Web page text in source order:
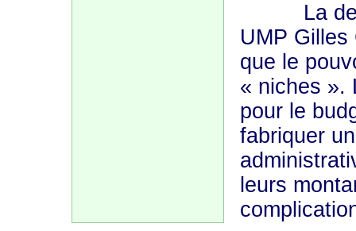
La
UMP
que le
« niches ».
pour le
fabriquer
leurs